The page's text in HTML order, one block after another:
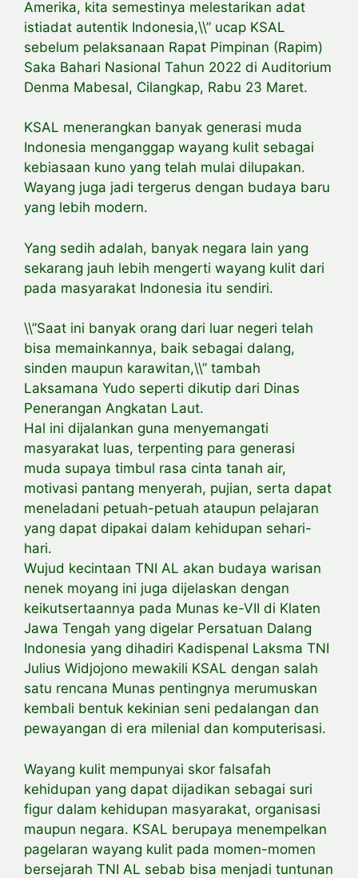
Amerika, kita semestinya melestarikan adat
istiadat autentik Indonesia,\\” ucap KSAL
sebelum pelaksanaan Rapat Pimpinan (Rapim)
Saka Bahari Nasional Tahun 2022 di Auditorium
Denma Mabesal, Cilangkap, Rabu 23 Maret.
KSAL menerangkan banyak generasi muda
Indonesia menganggap wayang kulit sebagai
kebiasaan kuno yang telah mulai dilupakan.
Wayang juga jadi tergerus dengan budaya baru
yang lebih modern.
Yang sedih adalah, banyak negara lain yang
sekarang jauh lebih mengerti wayang kulit dari
pada masyarakat Indonesia itu sendiri.
\\”Saat ini banyak orang dari luar negeri telah
bisa memainkannya, baik sebagai dalang,
sinden maupun karawitan,\\” tambah
Laksamana Yudo seperti dikutip dari Dinas
Penerangan Angkatan Laut.
Hal ini dijalankan guna menyemangati
masyarakat luas, terpenting para generasi
muda supaya timbul rasa cinta tanah air,
motivasi pantang menyerah, pujian, serta dapat
meneladani petuah-petuah ataupun pelajaran
yang dapat dipakai dalam kehidupan sehari-
hari.
Wujud kecintaan TNI AL akan budaya warisan
nenek moyang ini juga dijelaskan dengan
keikutsertaannya pada Munas ke-VII di Klaten
Jawa Tengah yang digelar Persatuan Dalang
Indonesia yang dihadiri Kadispenal Laksma TNI
Julius Widjojono mewakili KSAL dengan salah
satu rencana Munas pentingnya merumuskan
kembali bentuk kekinian seni pedalangan dan
pewayangan di era milenial dan komputerisasi.
Wayang kulit mempunyai skor falsafah
kehidupan yang dapat dijadikan sebagai suri
figur dalam kehidupan masyarakat, organisasi
maupun negara. KSAL berupaya menempelkan
pagelaran wayang kulit pada momen-momen
bersejarah TNI AL sebab bisa menjadi tuntunan